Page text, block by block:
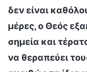
δεν είναι
μέρες, ο Θεός
σημεία και
να θεραπεύει